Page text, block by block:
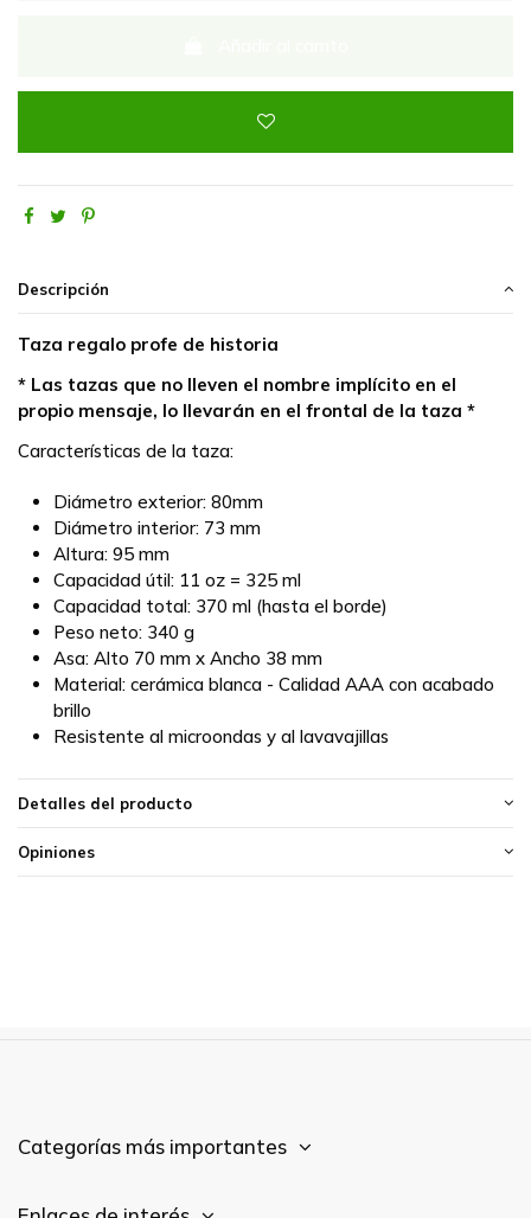
Descripción
Taza regalo profe de historia
* Las tazas que no lleven el nombre implícito en el
propio mensaje, lo llevarán en el frontal de la taza *
Características de la taza:
Diámetro exterior: 80mm
Diámetro interior: 73 mm
Altura: 95 mm
Capacidad útil: 11 oz = 325 ml
Capacidad total: 370 ml (hasta el borde)
Peso neto: 340 g
Asa: Alto 70 mm x Ancho 38 mm
Material: cerámica blanca - Calidad AAA con acabado
brillo
Resistente al microondas y al lavavajillas
Detalles del producto
Opiniones
Categorías más importantes